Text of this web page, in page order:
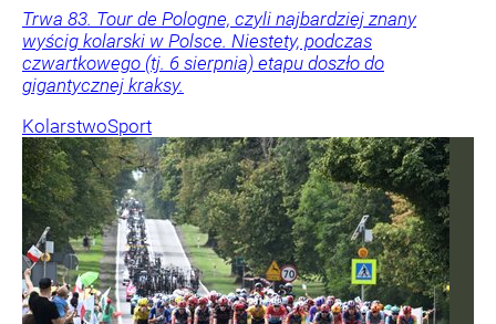
Trwa 83. Tour de Pologne, czyli najbardziej znany
wyścig kolarski w Polsce. Niestety, podczas
czwartkowego (tj. 6 sierpnia) etapu doszło do
gigantycznej kraksy.
KolarstwoSport